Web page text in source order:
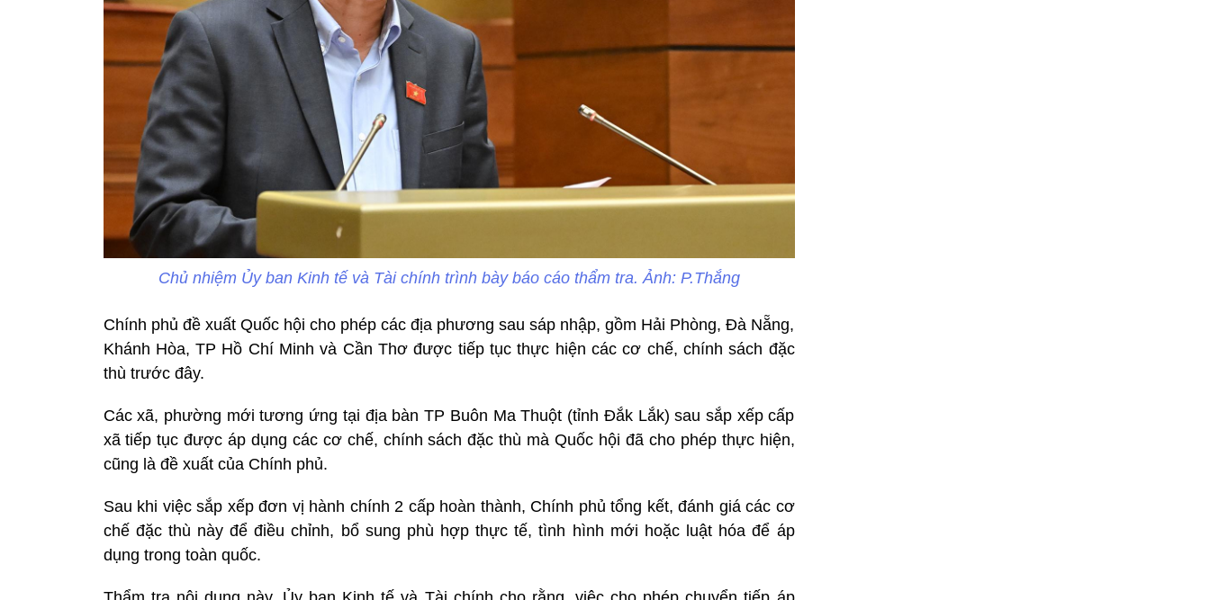
Chủ nhiệm Ủy ban Kinh tế và Tài chính trình bày báo cáo thẩm tra. Ảnh: P.Thắng
Chính phủ đề xuất Quốc hội cho phép các địa phương sau sáp nhập, gồm Hải Phòng, Đà Nẵng,
Khánh Hòa, TP Hồ Chí Minh và Cần Thơ được tiếp tục thực hiện các cơ chế, chính sách đặc
thù trước đây.
Các xã, phường mới tương ứng tại địa bàn TP Buôn Ma Thuột (tỉnh Đắk Lắk) sau sắp xếp cấp
xã tiếp tục được áp dụng các cơ chế, chính sách đặc thù mà Quốc hội đã cho phép thực hiện,
cũng là đề xuất của Chính phủ.
Sau khi việc sắp xếp đơn vị hành chính 2 cấp hoàn thành, Chính phủ tổng kết, đánh giá các cơ
chế đặc thù này để điều chỉnh, bổ sung phù hợp thực tế, tình hình mới hoặc luật hóa để áp
dụng trong toàn quốc.